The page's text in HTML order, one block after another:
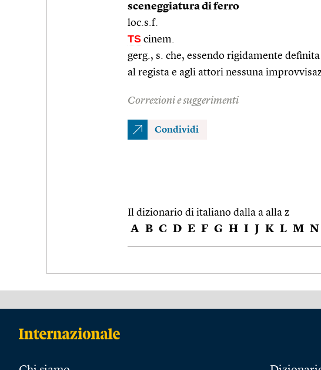
sceneggiatura di ferro
loc.s.f.
TS cinem.
gerg., s. che, essendo rigidamente
al regista e agli attori nessuna
Correzioni e suggerimenti
Condividi
Il dizionario di italiano dalla a alla z
A B C D E F G H I J K L M N